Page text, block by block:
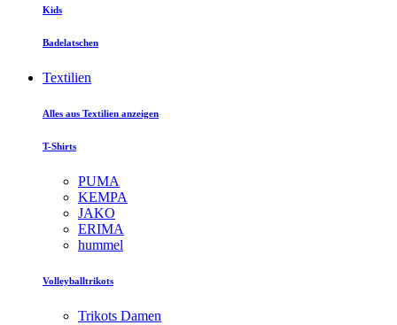
Kids
Badelatschen
Textilien
Alles aus Textilien anzeigen
T-Shirts
PUMA
KEMPA
JAKO
ERIMA
hummel
Volleyballtrikots
Trikots Damen